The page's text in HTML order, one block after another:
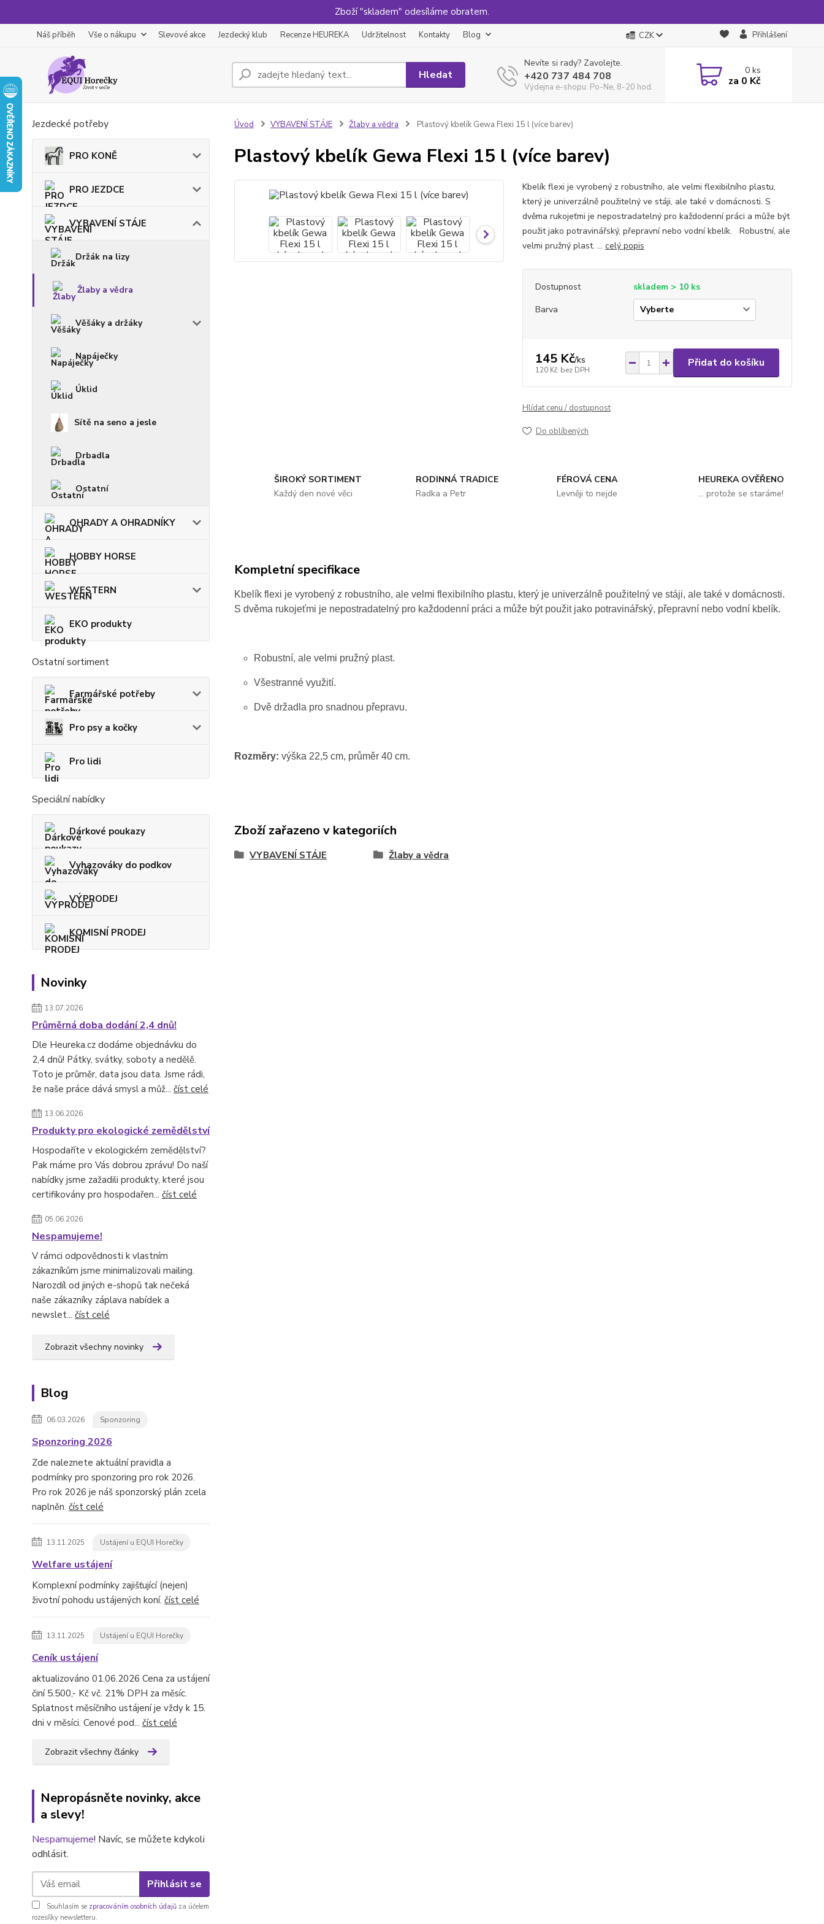
Zboží "skladem" odesíláme obratem.
Náš příběh Vše o nákupu Slevové akce Jezdecký klub Recenze HEUREKA Udržitelnost Kontakty Blog CZK Přihlášení
Hledat
Nevíte si rady? Zavolejte.
+420 737 484 708
Výdejna e-shopu: Po-Ne, 8-20 hod.
0ks
za 0 Kč
Jezdecké potřeby
PRO KONĚ
PRO JEZDCE
VYBAVENÍ STÁJE
Držák na lizy
Žlaby a vědra
Věšáky a držáky
Napáječky
Úklid
Sítě na seno a jesle
Drbadla
Ostatní
OHRADY A OHRADNÍKY
HOBBY HORSE
WESTERN
EKO produkty
Ostatní sortiment
Farmářské potřeby
Pro psy a kočky
Pro lidi
Speciální nabídky
Dárkové poukazy
Vyhazováky do podkov
VÝPRODEJ
KOMISNÍ PRODEJ
Novinky
13.07.2026
Průměrná doba dodání 2,4 dnů!
Dle Heureka.cz dodáme objednávku do
2,4 dnů! Pátky, svátky, soboty a nedělě.
Toto je průměr, data jsou data. Jsme rádi,
že naše práce dává smysl a můž... číst celé
13.06.2026
Produkty pro ekologické zemědělství
Hospodaříte v ekologickém zemědělství?
Pak máme pro Vás dobrou zprávu! Do naší
nabídky jsme zažadili produkty, které jsou
certifikovány pro hospodařen... číst celé
05.06.2026
Nespamujeme!
V rámci odpovědnosti k vlastním
zákazníkům jsme minimalizovali mailing.
Narozdíl od jiných e-shopů tak nečeká
naše zákazníky záplava nabídek a
newslet... číst celé
Zobrazit všechny novinky
Blog
06.03.2026 Sponzoring
Sponzoring 2026
Zde naleznete aktuální pravidla a
podmínky pro sponzoring pro rok 2026.
Pro rok 2026 je náš sponzorský plán zcela
naplněn. číst celé
13.11.2025 Ustájení u EQUI Horečky
Welfare ustájení
Komplexní podmínky zajišťující (nejen)
životní pohodu ustájených koní. číst celé
13.11.2025 Ustájení u EQUI Horečky
Ceník ustájení
aktualizováno 01.06.2026 Cena za ustájení
činí 5.500,- Kč vč. 21% DPH za měsíc.
Splatnost měsíčního ustájení je vždy k 15.
dni v měsíci. Cenové pod... číst celé
Zobrazit všechny články
Nepropásněte novinky, akce
a slevy!
Nespamujeme! Navíc, se můžete kdykoli
odhlásit.
Přihlásit se
Souhlasím se zpracováním osobních údajů za účelem
rozesílky newsletteru.
Úvod VYBAVENÍ STÁJE Žlaby a vědra Plastový kbelík Gewa Flexi 15 l (více barev)
Plastový kbelík Gewa Flexi 15 l (více barev)
Kbelík flexi je vyrobený z robustního, ale velmi flexibilního plastu,
který je univerzálně použitelný ve stáji, ale také v domácnosti. S
dvěma rukojeťmi je nepostradatelný pro každodenní práci a může být
použit jako potravinářský, přepravní nebo vodní kbelík. Robustní, ale
velmi pružný plast. ... celý popis
Dostupnost
skladem > 10 ks
Barva
145 Kč/ks
120 Kč bez DPH
Přidat do košíku
Hlídat cenu / dostupnost
Do oblíbených
ŠIROKÝ SORTIMENT
Každý den nové věci
RODINNÁ TRADICE
Radka a Petr
FÉROVÁ CENA
Levněji to nejde
HEUREKA OVĚŘENO
... protože se staráme!
Kompletní specifikace
Kbelík flexi je vyrobený z robustního, ale velmi flexibilního plastu, který je univerzálně použitelný ve stáji, ale také v domácnosti.
S dvěma rukojeťmi je nepostradatelný pro každodenní práci a může být použit jako potravinářský, přepravní nebo vodní kbelík.
Robustní, ale velmi pružný plast.
Všestranné využití.
Dvě držadla pro snadnou přepravu.
Rozměry: výška 22,5 cm, průměr 40 cm.
Zboží zařazeno v kategoriích
VYBAVENÍ STÁJE Žlaby a vědra